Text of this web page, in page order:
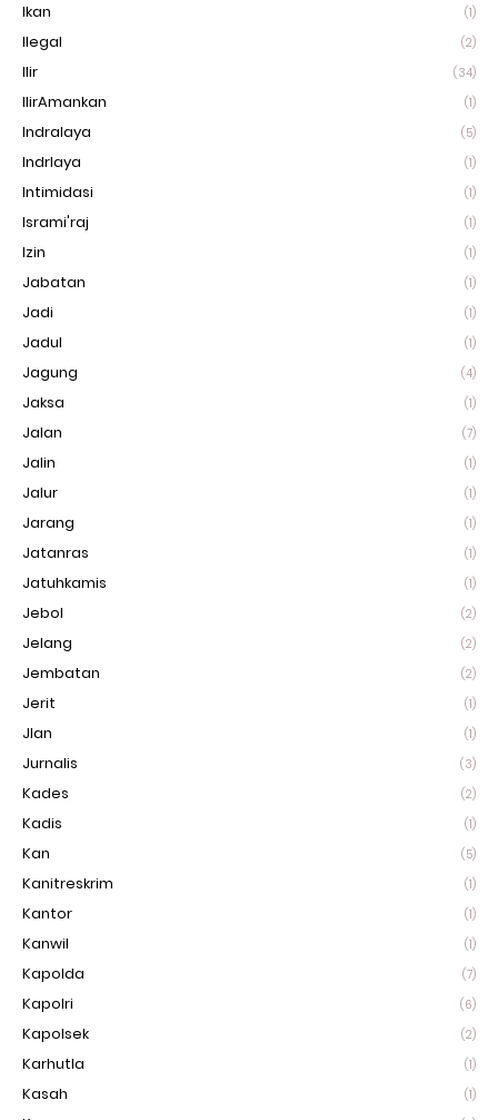
Ikan (1)
Ilegal (2)
Ilir (34)
IlirAmankan (1)
Indralaya (5)
Indrlaya (1)
Intimidasi (1)
Isrami'raj (1)
Izin (1)
Jabatan (1)
Jadi (1)
Jadul (1)
Jagung (4)
Jaksa (1)
Jalan (7)
Jalin (1)
Jalur (1)
Jarang (1)
Jatanras (1)
Jatuhkamis (1)
Jebol (2)
Jelang (2)
Jembatan (2)
Jerit (1)
Jlan (1)
Jurnalis (3)
Kades (2)
Kadis (1)
Kan (5)
Kanitreskrim (1)
Kantor (1)
Kanwil (1)
Kapolda (7)
Kapolri (6)
Kapolsek (2)
Karhutla (1)
Kasah (1)